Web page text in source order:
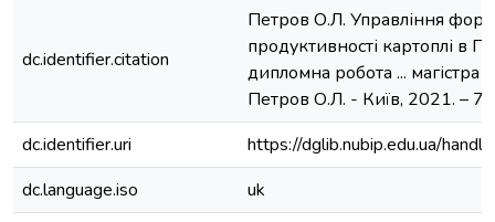
dc.identifier.citation
Петров О.Л. Управління
продуктивності картоплі в
дипломна робота ... магістра
Петров О.Л. - Київ, 2021. –
dc.identifier.uri
https://dglib.nubip.edu.ua/
dc.language.iso
uk